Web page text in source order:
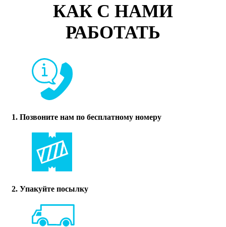
КАК С НАМИ
РАБОТАТЬ
1. Позвоните нам по бесплатному номеру
2. Упакуйте посылку